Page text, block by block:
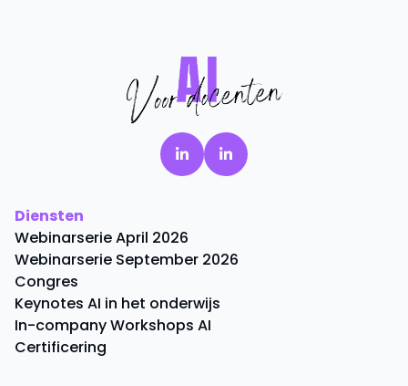
Diensten
Webinarserie April 2026
Webinarserie September 2026
Congres
Keynotes AI in het onderwijs
In-company Workshops AI
Certificering